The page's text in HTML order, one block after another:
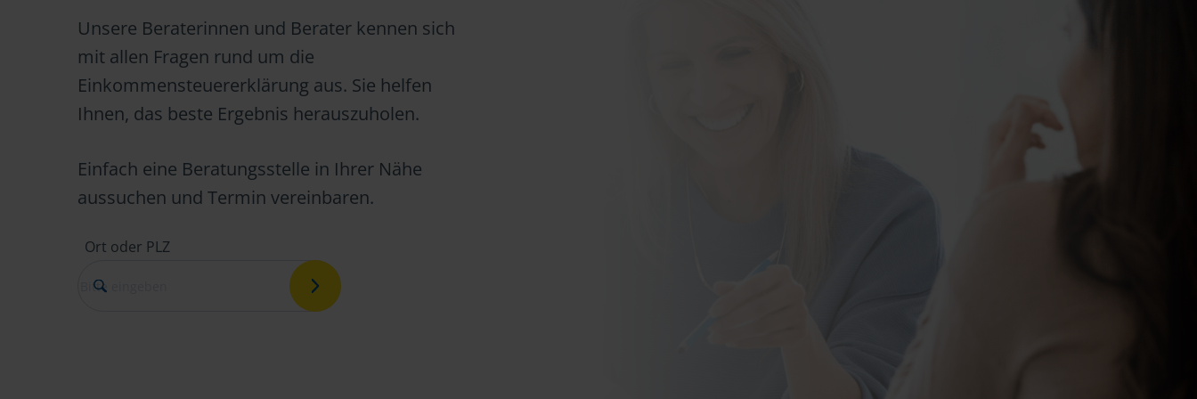
Unsere Beraterinnen und Berater kennen sich
mit allen Fragen rund um die
Einkommensteuererklärung aus. Sie helfen
Ihnen, das beste Ergebnis herauszuholen.
Einfach eine Beratungsstelle in Ihrer Nähe
aussuchen und Termin vereinbaren.
Ort oder PLZ